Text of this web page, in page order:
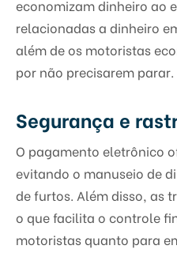
economizam dinheiro ao
relacionadas a dinheiro
além de os motoristas
por não precisarem parar.
Segurança e
O pagamento eletrônico
evitando o manuseio de
de furtos. Além disso, as
o que facilita o controle
motoristas quanto para